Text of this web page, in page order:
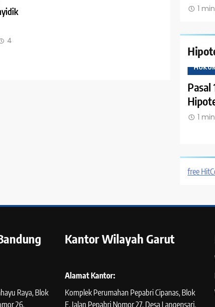
4
1
Pasal
1
free
Raya, Blok
26,
Kantor Wilayah Garut
Alamat Kantor:
Komplek Perumahan Pepabri Cipanas, Blok
E, Jalan Pepabri Nomor 27, Desa Langensari,